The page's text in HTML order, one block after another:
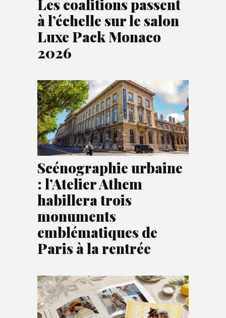
Les coalitions passent
à l’échelle sur le salon
Luxe Pack Monaco
2026
Scénographie urbaine
: l’Atelier Athem
habillera trois
monuments
emblématiques de
Paris à la rentrée